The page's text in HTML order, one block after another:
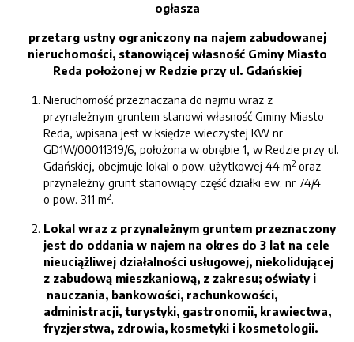
ogłasza
przetarg ustny ograniczonyna najem zabudowanej
nieruchomości, stanowiącej własność Gminy Miasto
Reda położonej w Redzie przy ul. Gdańskiej
Nieruchomość przeznaczana do najmu wraz z
przynależnym gruntem stanowi własność Gminy Miasto
Reda, wpisana jest w księdze wieczystej KW nr
GD1W/00011319/6, położona w obrębie 1, w Redzie przy ul.
Gdańskiej, obejmuje lokal o pow. użytkowej 44 m2 oraz
przynależny grunt stanowiący część działki ew. nr 74/4
o pow. 311 m2.
Lokal wraz z przynależnym gruntem przeznaczony
jest do oddania w najem na okres do 3 lat na cele
nieuciążliwej działalności usługowej, niekolidującej
z zabudową mieszkaniową, z zakresu; oświaty i
nauczania, bankowości, rachunkowości,
administracji, turystyki, gastronomii, krawiectwa,
fryzjerstwa, zdrowia, kosmetyki i kosmetologii.